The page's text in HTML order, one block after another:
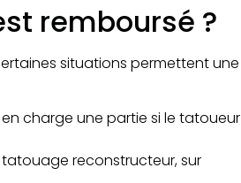
remboursé ?
situations permettent une
charge une partie si le tatoueur
reconstructeur, sur